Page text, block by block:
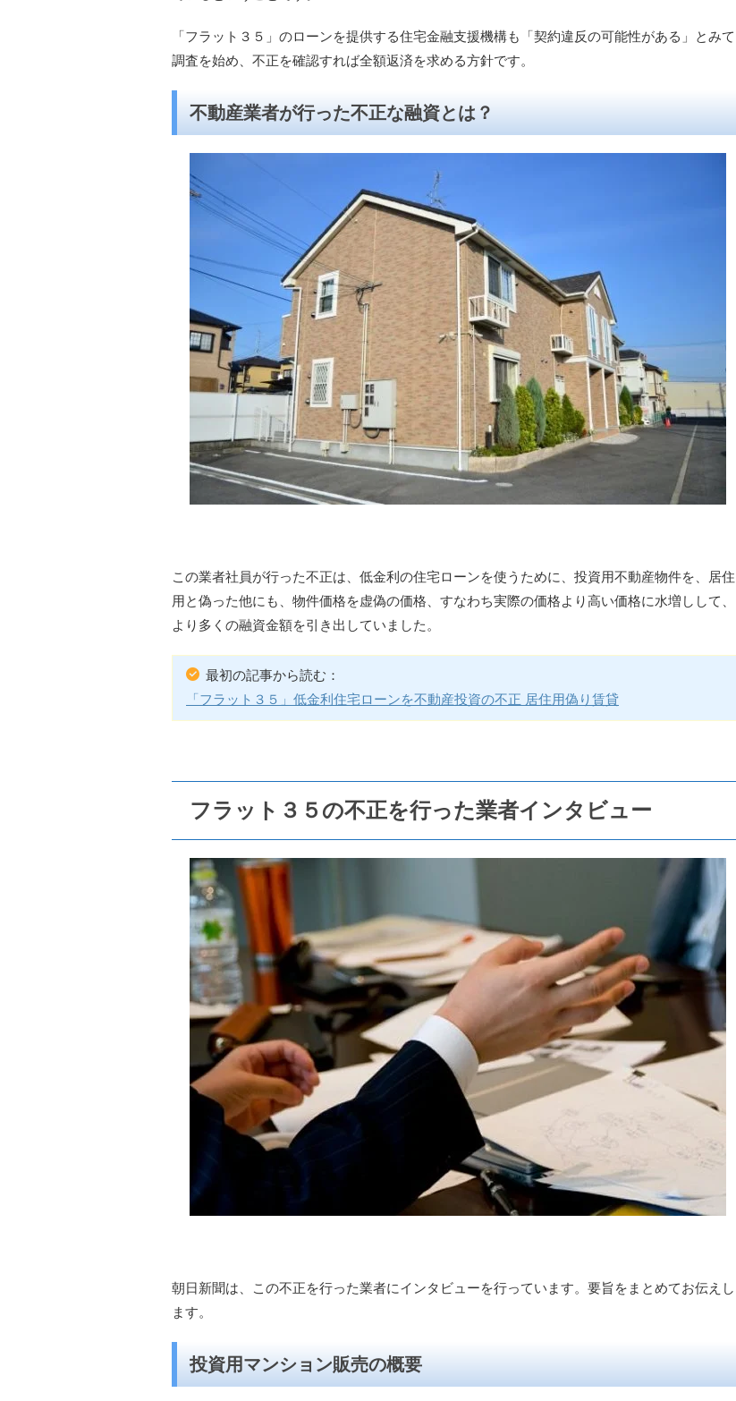
「フラット３５」のローンを提供する住宅金融支援機構も「契約違反の可能性がある」とみて
調査を始め、不正を確認すれば全額返済を求める方針です。
不動産業者が行った不正な融資とは？
この業者社員が行った不正は、低金利の住宅ローンを使うために、投資用不動産物件を、居住
用と偽った他にも、物件価格を虚偽の価格、すなわち実際の価格より高い価格に水増しして、
より多くの融資金額を引き出していました。
最初の記事から読む：
「フラット３５」低金利住宅ローンを不動産投資の不正 居住用偽り賃貸
フラット３５の不正を行った業者インタビュー
朝日新聞は、この不正を行った業者にインタビューを行っています。要旨をまとめてお伝えし
ます。
投資用マンション販売の概要